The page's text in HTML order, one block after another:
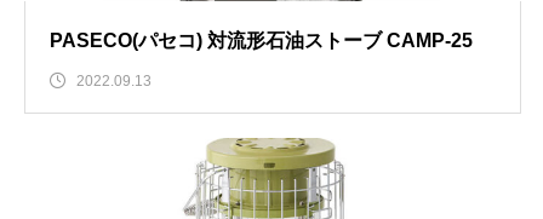
PASECO(パセコ) 対流形石油ストーブ CAMP-25
2022.09.13